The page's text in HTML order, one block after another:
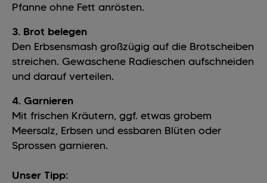
Pfanne ohne Fett anrösten.
3. Brot belegen
Den Erbsensmash großzügig auf die Brotscheiben
streichen. Gewaschene Radieschen aufschneiden
und darauf verteilen.
4. Garnieren
Mit frischen Kräutern, ggf. etwas grobem
Meersalz, Erbsen und essbaren Blüten oder
Sprossen garnieren.
Unser Tipp: